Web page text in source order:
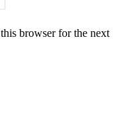
browser for the next